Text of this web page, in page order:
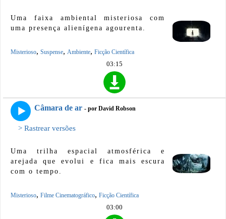
Uma faixa ambiental misteriosa com
uma presença alienígena agourenta.
Misterioso, Suspense, Ambiente, Ficção Científica
03:15
Câmara de ar - por David Robson
> Rastrear versões
Uma trilha espacial atmosférica e
arejada que evolui e fica mais escura
com o tempo.
Misterioso, Filme Cinematográfico, Ficção Científica
03:00